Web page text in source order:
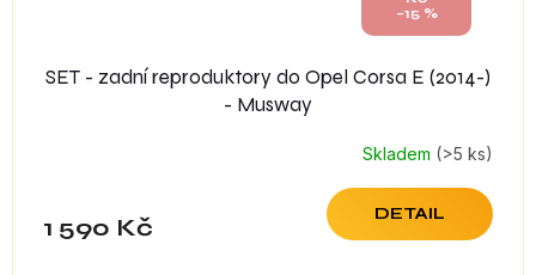
–15 %
SET - zadní reproduktory do Opel Corsa E (2014-)
- Musway
Skladem (>5 ks)
1 590 Kč DETAIL